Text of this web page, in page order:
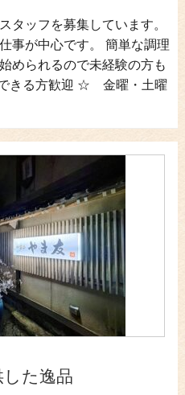
タッフを募集しています。
事が中心です。 簡単な調理
められるので未経験の方も
きる方歓迎 ☆ 金曜・土曜
た逸品